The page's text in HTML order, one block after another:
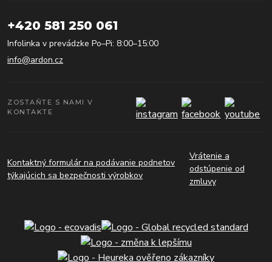
+420 581 250 061
Infolinka v prevádzke Po–Pi: 8:00–15:00
info@ardon.cz
ZOSTAŇTE S NAMI V
KONTAKTE
Kontaktný formulár na podávanie podnetov
týkajúcich sa bezpečnosti výrobkov
Vrátenie a
odstúpenie od
zmluvy